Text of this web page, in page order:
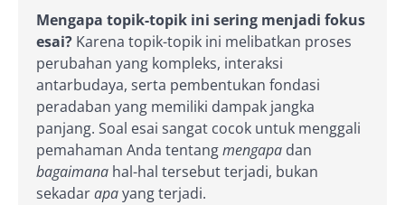
Mengapa topik-topik ini sering menjadi fokus
esai? Karena topik-topik ini melibatkan proses
perubahan yang kompleks, interaksi
antarbudaya, serta pembentukan fondasi
peradaban yang memiliki dampak jangka
panjang. Soal esai sangat cocok untuk menggali
pemahaman Anda tentangmengapa dan
bagaimana hal-hal tersebut terjadi, bukan
sekadarapayang terjadi.